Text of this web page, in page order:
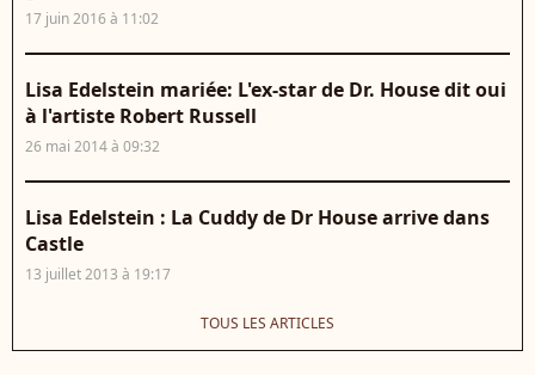
17 juin 2016 à 11:02
Lisa Edelstein mariée: L'ex-star de Dr. House dit oui
à l'artiste Robert Russell
26 mai 2014 à 09:32
Lisa Edelstein : La Cuddy de Dr House arrive dans
Castle
13 juillet 2013 à 19:17
TOUS LES ARTICLES